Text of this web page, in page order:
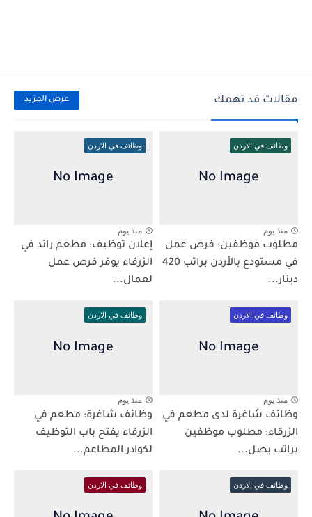
مقالات قد تهمك عرض المزيد
وظائف في الاردن
منذ يوم
مطلوب موظفين: فرص عمل
في مستودع بالأردن براتب 420
دينار...
وظائف في الاردن
منذ يوم
إعلان توظيف: مطعم رائد في
الزرقاء يوفر فرص عمل
لعمال...
وظائف في الاردن
منذ يوم
وظائف شاغرة لدى مطعم في
الزرقاء: مطلوب موظفين
براتب يصل...
وظائف في الاردن
منذ يوم
وظائف شاغرة: مطعم في
الزرقاء يفتح باب التوظيف
لكوادر المطاعم...
وظائف في الاردن وظائف في الاردن